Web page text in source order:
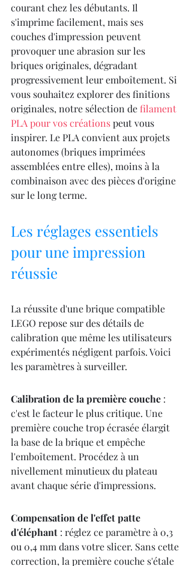
courant chez les débutants. Il
s'imprime facilement, mais ses
couches d'impression peuvent
provoquer une abrasion sur les
briques originales, dégradant
progressivement leur emboîtement. Si
vous souhaitez explorer des finitions
originales, notre sélection de filament
PLA pour vos créations peut vous
inspirer. Le PLA convient aux projets
autonomes (briques imprimées
assemblées entre elles), moins à la
combinaison avec des pièces d'origine
sur le long terme.
Les réglages essentiels
pour une impression
réussie
La réussite d'une brique compatible
LEGO repose sur des détails de
calibration que même les utilisateurs
expérimentés négligent parfois. Voici
les paramètres à surveiller.
Calibration de la première couche :
c'est le facteur le plus critique. Une
première couche trop écrasée élargit
la base de la brique et empêche
l'emboîtement. Procédez à un
nivellement minutieux du plateau
avant chaque série d'impressions.
Compensation de l'effet patte
d'éléphant : réglez ce paramètre à 0,3
ou 0,4 mm dans votre slicer. Sans cette
correction, la première couche s'étale